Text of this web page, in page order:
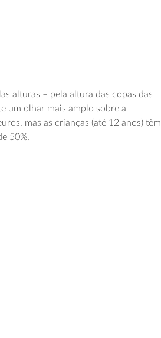
alturas – pela altura das copas das
um olhar mais amplo sobre a
mas as crianças (até 12 anos) têm
50%.